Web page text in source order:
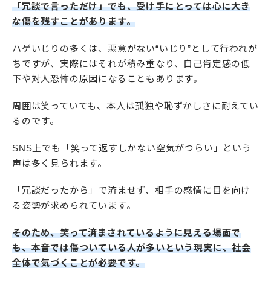
「冗談で言っただけ」でも、受け手にとっては心に大き
な傷を残すことがあります。
ハゲいじりの多くは、悪意がない“いじり”として行われが
ちですが、実際にはそれが積み重なり、自己肯定感の低
下や対人恐怖の原因になることもあります。
周囲は笑っていても、本人は孤独や恥ずかしさに耐えてい
るのです。
SNS上でも「笑って返すしかない空気がつらい」という
声は多く見られます。
「冗談だったから」で済ませず、相手の感情に目を向け
る姿勢が求められています。
そのため、笑って済まされているように見える場面で
も、本音では傷ついている人が多いという現実に、社会
全体で気づくことが必要です。